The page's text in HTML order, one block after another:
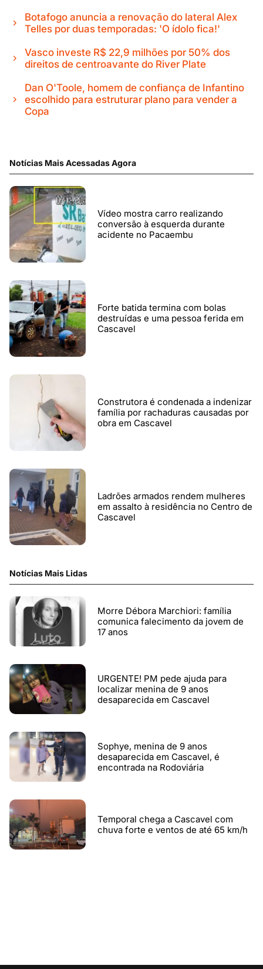
Botafogo anuncia a renovação do lateral Alex
Telles por duas temporadas: 'O ídolo fica!'
Vasco investe R$ 22,9 milhões por 50% dos
direitos de centroavante do River Plate
Dan O'Toole, homem de confiança de Infantino
escolhido para estruturar plano para vender a
Copa
Notícias Mais Acessadas Agora
Vídeo mostra carro realizando
conversão à esquerda durante
acidente no Pacaembu
Forte batida termina com bolas
destruídas e uma pessoa ferida em
Cascavel
Construtora é condenada a indenizar
família por rachaduras causadas por
obra em Cascavel
Ladrões armados rendem mulheres
em assalto à residência no Centro de
Cascavel
Notícias Mais Lidas
Morre Débora Marchiori: família
comunica falecimento da jovem de
17 anos
URGENTE! PM pede ajuda para
localizar menina de 9 anos
desaparecida em Cascavel
Sophye, menina de 9 anos
desaparecida em Cascavel, é
encontrada na Rodoviária
Temporal chega a Cascavel com
chuva forte e ventos de até 65 km/h